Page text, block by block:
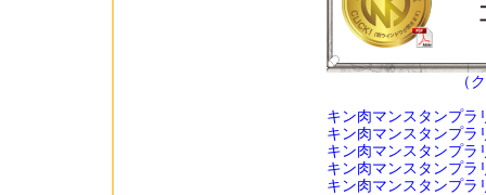
（
キン肉マンスタンプラ
キン肉マンスタンプラ
キン肉マンスタンプラ
キン肉マンスタンプラ
キン肉マンスタンプラ